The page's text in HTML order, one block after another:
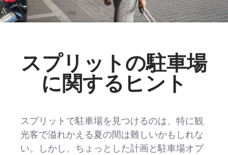
スプリットの駐車場
に関するヒント
スプリットで駐車場を見つけるのは、特に観
光客で溢れかえる夏の間は難しいかもしれな
い。しかし、ちょっとした計画と駐車場オプ